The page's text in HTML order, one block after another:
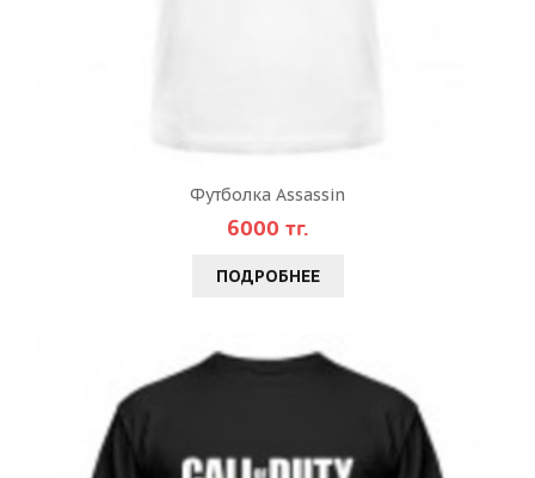
Футболка Assassin
6000 тг.
ПОДРОБНЕЕ